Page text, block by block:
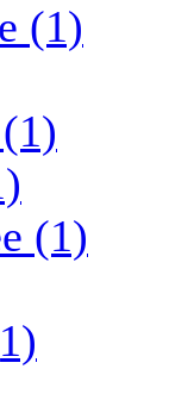
(1)
(1)